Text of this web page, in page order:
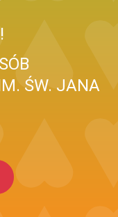
ŚW. JANA